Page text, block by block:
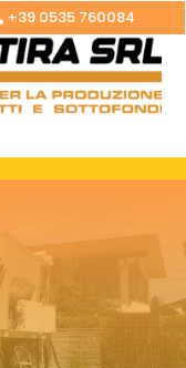
+39 0535 760084